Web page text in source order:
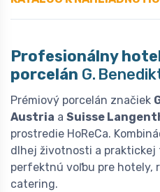
Profesionálny
porcelán G.
Prémiový porcelán značiek
Austria a Suisse
prostredie HoReCa.
dlhej životnosti a
perfektnú voľbu pre hotely,
catering.